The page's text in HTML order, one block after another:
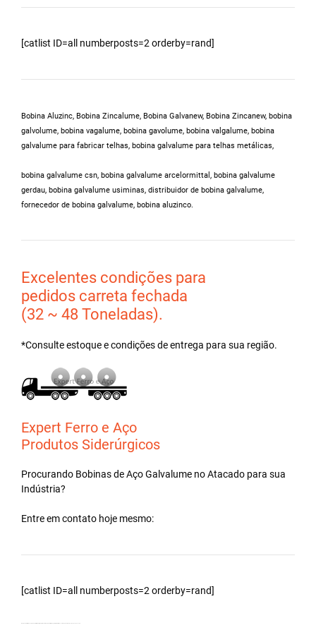
[catlist ID=all numberposts=2 orderby=rand]
Bobina Aluzinc, Bobina Zincalume, Bobina Galvanew, Bobina Zincanew, bobina
galvolume, bobina vagalume, bobina gavolume, bobina valgalume, bobina
galvalume para fabricar telhas, bobina galvalume para telhas metálicas,
bobina galvalume csn, bobina galvalume arcelormittal, bobina galvalume
gerdau, bobina galvalume usiminas, distribuidor de bobina galvalume,
fornecedor de bobina galvalume, bobina aluzinco.
Excelentes condições para
pedidos carreta fechada
(32 ~ 48 Toneladas).
*Consulte estoque e condições de entrega para sua região.
Expert Ferro e Aço
Produtos Siderúrgicos
Procurando Bobinas deAço Galvalume noAtacado para sua
Indústria?
Entre em contato hoje mesmo:
[catlist ID=all numberposts=2 orderby=rand]